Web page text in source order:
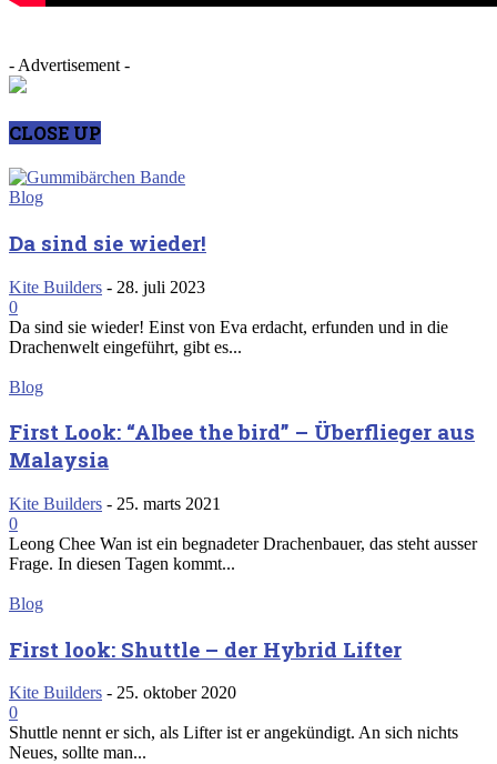
- Advertisement -
CLOSE UP
Blog
Da sind sie wieder!
Kite Builders - 28. juli 2023
0
Da sind sie wieder! Einst von Eva erdacht, erfunden und in die
Drachenwelt eingeführt, gibt es...
Blog
First Look: “Albee the bird” – Überflieger aus
Malaysia
Kite Builders - 25. marts 2021
0
Leong Chee Wan ist ein begnadeter Drachenbauer, das steht ausser
Frage. In diesen Tagen kommt...
Blog
First look: Shuttle – der Hybrid Lifter
Kite Builders - 25. oktober 2020
0
Shuttle nennt er sich, als Lifter ist er angekündigt. An sich nichts
Neues, sollte man...